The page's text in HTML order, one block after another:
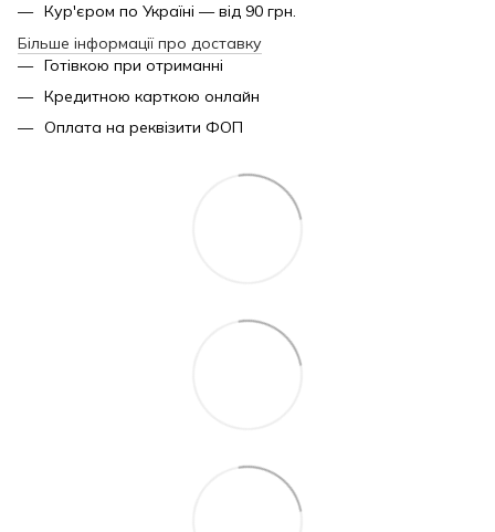
Кур'єром по Україні — від 90 грн.
Більше інформації про доставку
Готівкою при отриманні
Кредитною карткою онлайн
Оплата на реквізити ФОП